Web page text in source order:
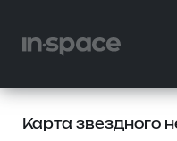
Карта звездного